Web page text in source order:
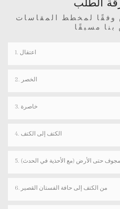
الطلب
وفقًا لمخطط المقاسات
بنا مسبقًا
1. اعتقال
2. الخصر
3. خاصرة
4. الكتف إلى الكتف
5. مجوف حتى الأرض (مع الأحذية في الحدث)
6. من الكتف إلى حافة الفستان القصير